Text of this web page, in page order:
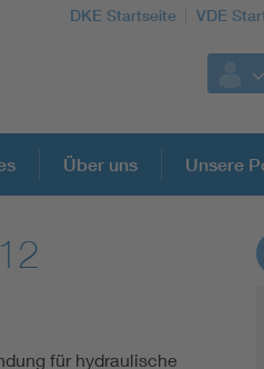
DKE Startseite VDE
im Kontext der
in der Übersicht
Über uns Unsere
für hydraulische